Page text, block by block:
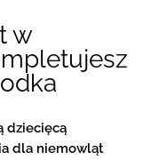
w
dziecięcą
dla niemowląt